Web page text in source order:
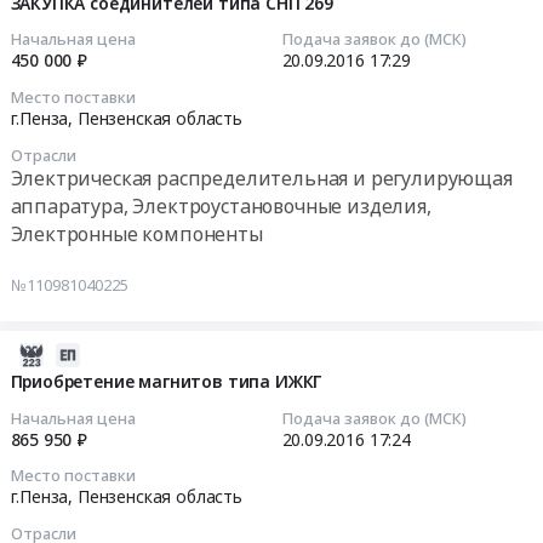
Начальная цена
450 000 ₽
Подача заявок до (МСК)
20.09.2016 17:29
Место поставки
г.Пенза, Пензенская область
Отрасли
Электрическая распределительная и регулирующая
аппаратура, Электроустановочные изделия,
Электронные компоненты
№110981040225
Приобретение магнитов типа ИЖКГ
Начальная цена
865 950 ₽
Подача заявок до (МСК)
20.09.2016 17:24
Место поставки
г.Пенза, Пензенская область
Отрасли